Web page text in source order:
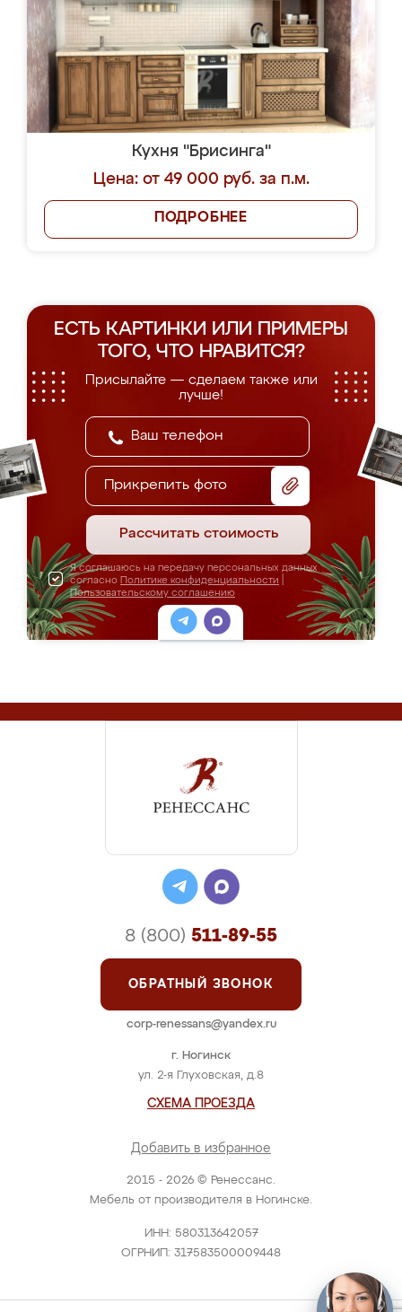
Кухня "Брисинга"
Цена: от 49 000 руб. за п.м.
ПОДРОБНЕЕ
ЕСТЬ КАРТИНКИ ИЛИ ПРИМЕРЫ
ТОГО, ЧТО НРАВИТСЯ?
Присылайте — сделаем также или
лучше!
Прикрепить фото
Рассчитать стоимость
Я соглашаюсь на передачу персональных данных
согласно Политике конфиденциальности
Пользовательскому соглашению
2015 - 2026 © Ренессанс.
Мебель от производителя в Ногинске.
ИНН: 580313642057
ОГРНИП: 317583500009448
г. Ногинск
ул. 2-я Глуховская, д.8
СХЕМА ПРОЕЗДА
Добавить в избранное
8 (800) 511-89-55
ОБРАТНЫЙ ЗВОНОК
corp-renessans@yandex.ru